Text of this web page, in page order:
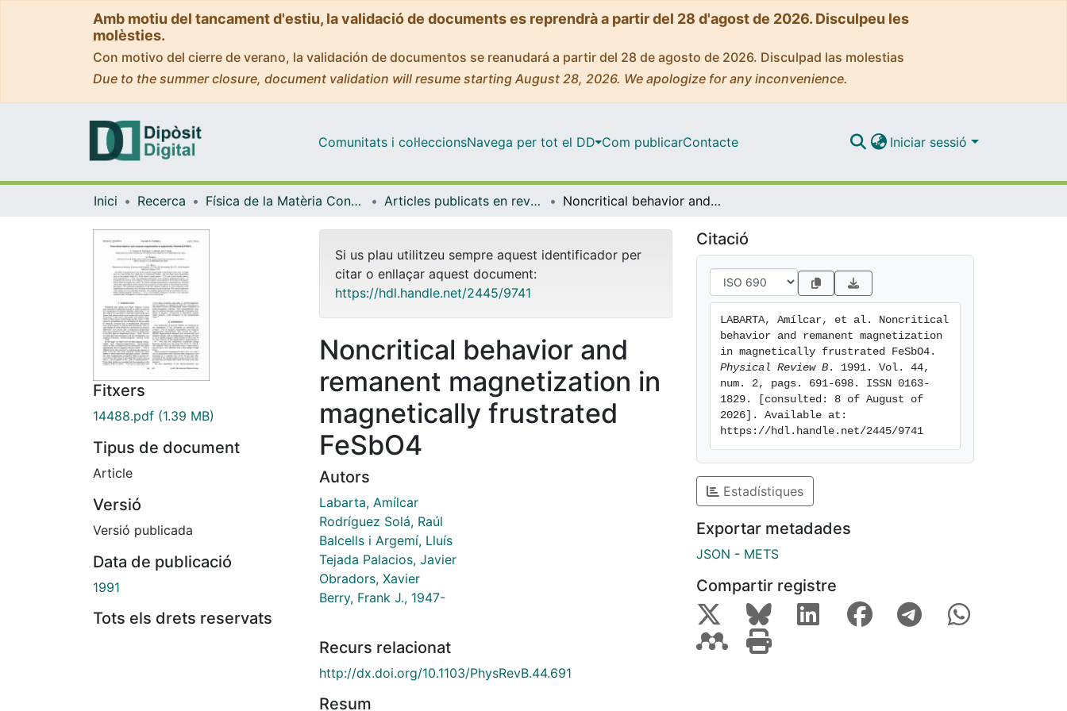
Amb motiu del tancament d'estiu, la validació de documents es reprendrà a partir del 28 d'agost de 2026. Disculpeu les
molèsties.
Con motivo del cierre de verano, la validación de documentos se reanudará a partir del 28 de agosto de 2026. Disculpad las molestias
Due to the summer closure, document validation will resume starting August 28, 2026. We apologize for any inconvenience.
Comunitats i col·leccionsNavega per tot el DD Com publicarContacte Iniciar sessió
Inici Recerca Física de la Matèria Condensada Articles publicats en revistes (Física de la Matèria Condensada) Noncritical behavior and remanent magnetization in magnetically frustrated FeSbO4
Fitxers
14488.pdf (1.39 MB)
Tipus de document
Article
Versió
Versió publicada
Data de publicació
1991
Tots els drets reservats
Si us plau utilitzeu sempre aquest identificador per
citar o enllaçar aquest document:
https://hdl.handle.net/2445/9741
Noncritical behavior and
remanent magnetization in
magnetically frustrated
FeSbO4
Autors
Labarta, Amílcar
Rodríguez Solá, Raúl
Balcells i Argemí, Lluís
Tejada Palacios, Javier
Obradors, Xavier
Berry, Frank J., 1947-
Recurs relacionat
http://dx.doi.org/10.1103/PhysRevB.44.691
Resum
Citació
LABARTA, Amílcar, et al. Noncritical
behavior and remanent magnetization
Physical Review B . 1991. Vol. 44,
num. 2, pags. 691-698. ISSN 0163-
1829. [consulted: 8 of August of
2026]. Available at:
https://hdl.handle.net/2445/9741
Estadístiques
Exportar metadades
JSON - METS
Compartir registre